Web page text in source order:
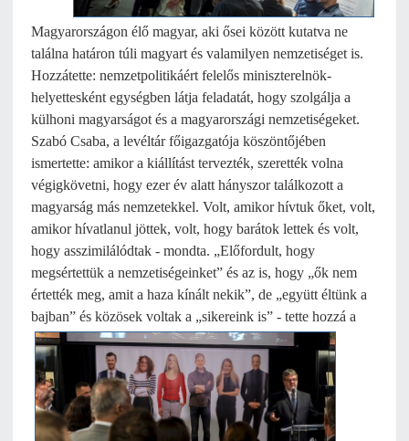
Magyarországon élő magyar, aki ősei között kutatva ne
találna határon túli magyart és valamilyen nemzetiséget is.
Hozzátette: nemzetpolitikáért felelős miniszterelnök-
helyettesként egységben látja feladatát, hogy szolgálja a
külhoni magyarságot és a magyarországi nemzetiségeket.
Szabó Csaba, a levéltár főigazgatója köszöntőjében
ismertette: amikor a kiállítást tervezték, szerették volna
végigkövetni, hogy ezer év alatt hányszor találkozott a
magyarság más nemzetekkel. Volt, amikor hívtuk őket, volt,
amikor hívatlanul jöttek, volt, hogy barátok lettek és volt,
hogy asszimilálódtak - mondta. „Előfordult, hogy
megsértettük a nemzetiségeinket” és az is, hogy „ők nem
értették meg, amit a haza kínált nekik”, de „együtt éltünk a
bajban” és közösek voltak a „sikereink is” - tette hozzá a